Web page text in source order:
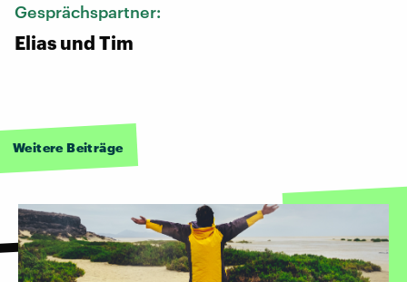
Gesprächspartner:
Elias und Tim
Weitere Beiträge